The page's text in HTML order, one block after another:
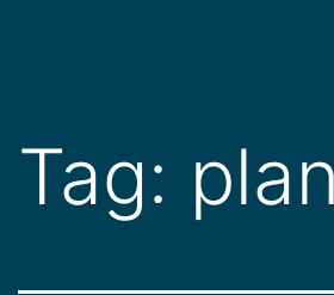
conteúdo
Tag: